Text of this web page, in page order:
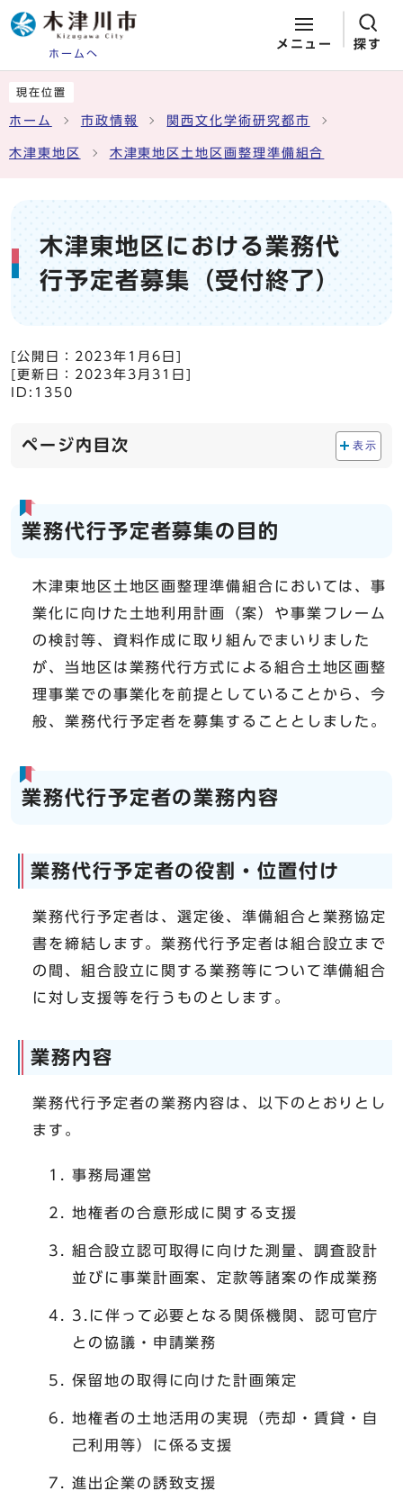
ホームへ
メニュー 探す
現在位置
ホーム 市政情報 関西文化学術研究都市
木津東地区 木津東地区土地区画整理準備組合
木津東地区における業務代
行予定者募集（受付終了）
[公開日： 2023年1月6日
[更新日： 2023年3月31日
ID:1350
ページ内目次 表示
業務代行予定者募集の目的
木津東地区土地区画整理準備組合においては、事
業化に向けた土地利用計画（案）や事業フレーム
の検討等、資料作成に取り組んでまいりました
が、当地区は業務代行方式による組合土地区画整
理事業での事業化を前提としていることから、今
般、業務代行予定者を募集することとしました。
業務代行予定者の業務内容
業務代行予定者の役割・位置付け
業務代行予定者は、選定後、準備組合と業務協定
書を締結します。業務代行予定者は組合設立まで
の間、組合設立に関する業務等について準備組合
に対し支援等を行うものとします。
業務内容
業務代行予定者の業務内容は、以下のとおりとし
ます。
事務局運営
地権者の合意形成に関する支援
組合設立認可取得に向けた測量、調査設計
並びに事業計画案、定款等諸案の作成業務
3.に伴って必要となる関係機関、認可官庁
との協議・申請業務
保留地の取得に向けた計画策定
地権者の土地活用の実現（売却・賃貸・自
己利用等）に係る支援
進出企業の誘致支援